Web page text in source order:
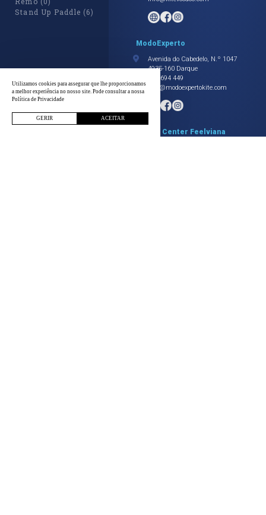
Stand Up Paddle (6)
ModoExperto
Avenida do Cabedelo, N.º 1047
4935-160 Darque
932 694 449
info@modoexpertokite.com
Sports Center Feelviana
Utilizamos cookies para assegurar que lhe proporcionamos
a melhor experiência no nosso site. Pode consultar a nossa
Política de Privacidade
GERIR ACEITAR